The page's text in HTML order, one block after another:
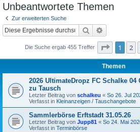
Unbeantwortete Themen
Zur erweiterten Suche
Suche
Die Suche ergab 455 Treffer Seite 1
1 2
Themen
2026 UltimateDropz FC Schalke
zu Tausch
Letzter Beitrag von schalkeu « So 26. Jul
Verfasst in Kleinanzeigen / Tauschangebote
Sammlerbörse Erftstadt 31.05.26
Letzter Beitrag von Jupp81 « So 24. Mai
Verfasst in Terminbörse